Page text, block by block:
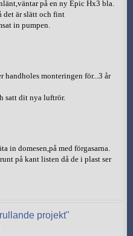
på en ny Epic Hx3 bla.
det är slätt och fint
in pumpen.
handholes monteringen för...3 år
satt dit nya luftrör.
in domesen,på med förgasarna.
på kant listen då de i plast ser
projekt"